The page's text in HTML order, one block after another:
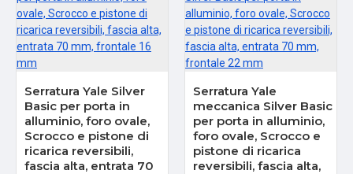
Serratura Yale Silver
Basic per porta in
alluminio, foro ovale,
Scrocco e pistone di
ricarica reversibili,
fascia alta, entrata 70
Serratura Yale
meccanica Silver Basic
per porta in alluminio,
foro ovale, Scrocco e
pistone di ricarica
reversibili, fascia alta,